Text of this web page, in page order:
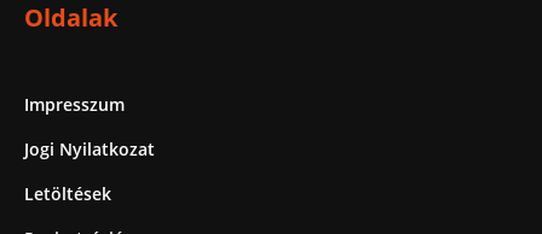
Oldalak
Impresszum
Jogi Nyilatkozat
Letöltések